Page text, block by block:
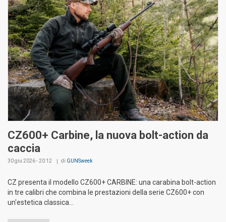
CZ600+ Carbine, la nuova bolt-action da
caccia
30 giu 2026 - 20:12 di GUNSweek
CZ presenta il modello CZ600+ CARBINE: una carabina bolt-action
in tre calibri che combina le prestazioni della serie CZ600+ con
un'estetica classica...